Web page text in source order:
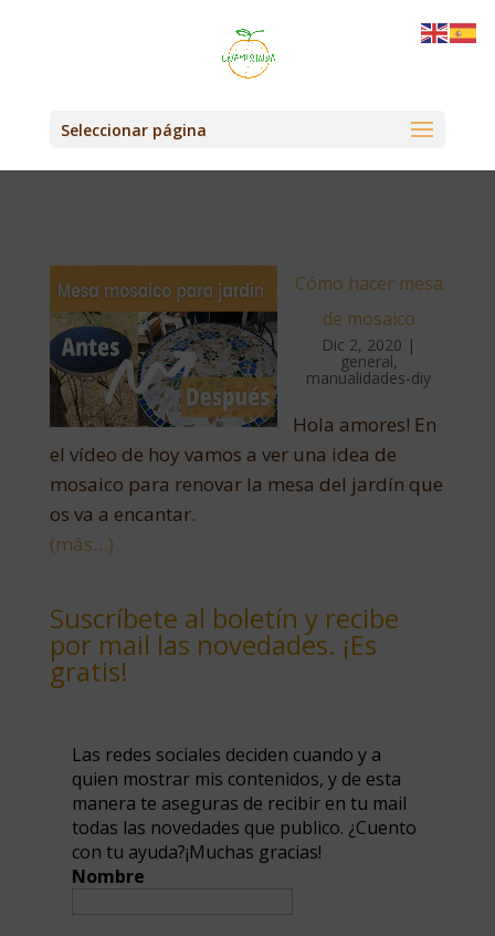
Seleccionar página
Cómo hacer mesa
de mosaico
Dic 2, 2020 |
general,
manualidades-diy
Hola amores! En
el vídeo de hoy vamos a ver una idea de
mosaico para renovar la mesa del jardín que
os va a encantar.
(más…)
Suscríbete al boletín y recibe
por mail las novedades. ¡Es
gratis!
Las redes sociales deciden cuando y a
quien mostrar mis contenidos, y de esta
manera te aseguras de recibir en tu mail
todas las novedades que publico. ¿Cuento
con tu ayuda?¡Muchas gracias!
Nombre